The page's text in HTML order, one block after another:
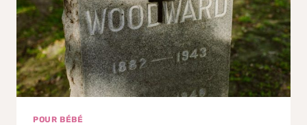
POUR BÉBÉ